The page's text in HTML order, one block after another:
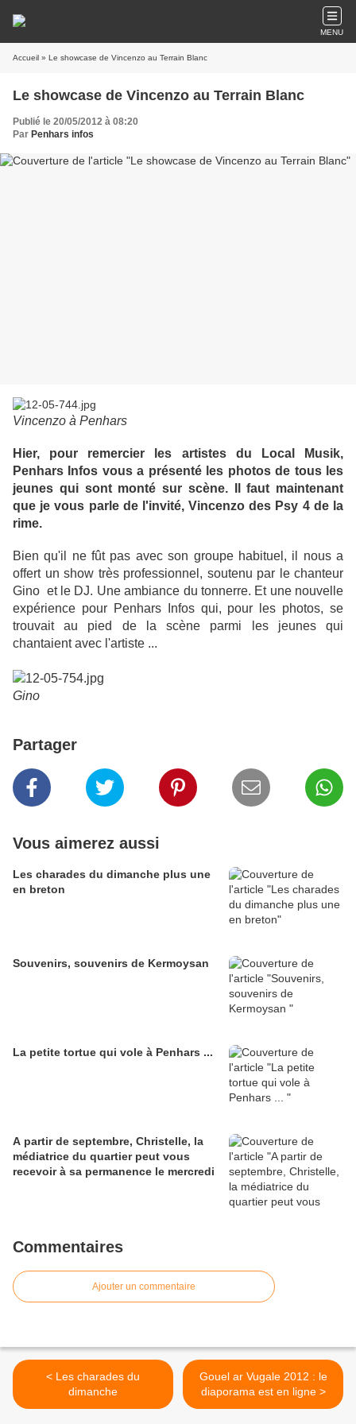
MENU
Accueil » Le showcase de Vincenzo au Terrain Blanc
Le showcase de Vincenzo au Terrain Blanc
Publié le 20/05/2012 à 08:20
Par Penhars infos
Vincenzo à Penhars
Hier, pour remercier les artistes du Local Musik,
Penhars Infos vous a présenté les photos de tous les
jeunes qui sont monté sur scène. Il faut maintenant
que je vous parle de l'invité, Vincenzo des Psy 4 de la
rime.
Bien qu'il ne fût pas avec son groupe habituel, il nous a
offert un show très professionnel, soutenu par le chanteur
Gino et le DJ. Une ambiance du tonnerre. Et une nouvelle
expérience pour Penhars Infos qui, pour les photos, se
trouvait au pied de la scène parmi les jeunes qui
chantaient avec l'artiste ...
Gino
Partager
Vous aimerez aussi
Les charades du dimanche plus une
en breton
Souvenirs, souvenirs de Kermoysan
La petite tortue qui vole à Penhars ...
A partir de septembre, Christelle, la
médiatrice du quartier peut vous
recevoir à sa permanence le mercredi
Commentaires
Ajouter un commentaire
< Les charades du
dimanche
Gouel ar Vugale 2012 : le
diaporama est en ligne >